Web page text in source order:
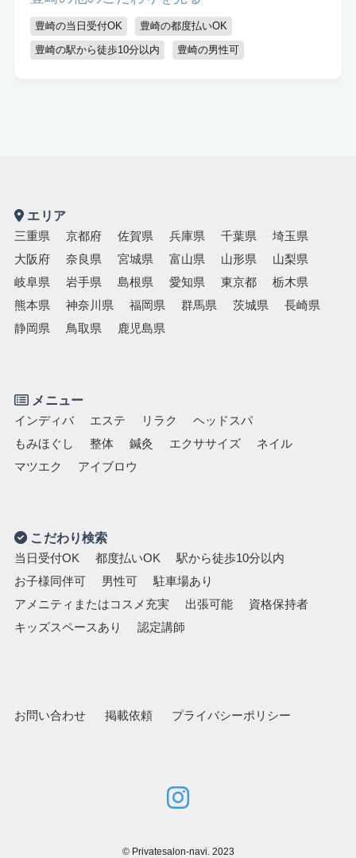
豊崎の当日受付OK
豊崎の都度払いOK
豊崎の駅から徒歩10分以内
豊崎の男性可
エリア
三重県 京都府 佐賀県 兵庫県 千葉県
埼玉県
大阪府
奈良県 宮城県 富山県 山形県
山梨県
岐阜県
岩手県 島根県 愛知県 東京都
栃木県
熊本県
神奈川県 福岡県 群馬県 茨城県
長崎県
静岡県
鳥取県 鹿児島県
メニュー
インディバ エステ リラク
ヘッドスパ
もみほぐし
整体 鍼灸 エクササイズ
ネイル
マツエク
アイブロウ
こだわり検索
当日受付OK 都度払いOK
駅から徒歩10分以内
お子様同伴可
男性可
駐車場あり
アメニティまたはコスメ充実
出張可能
資格保持者
キッズスペースあり
認定講師
お問い合わせ 掲載依頼 プライバシーポリシー
©Privatesalon-navi. 2023